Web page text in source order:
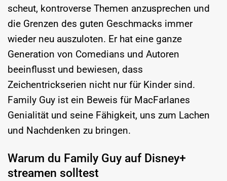
scheut, kontroverse Themen anzusprechen und
die Grenzen des guten Geschmacks immer
wieder neu auszuloten. Er hat eine ganze
Generation von Comedians und Autoren
beeinflusst und bewiesen, dass
Zeichentrickserien nicht nur für Kinder sind.
Family Guy ist ein Beweis für MacFarlanes
Genialität und seine Fähigkeit, uns zum Lachen
und Nachdenken zu bringen.
Warum du Family Guy auf Disney+
streamen solltest